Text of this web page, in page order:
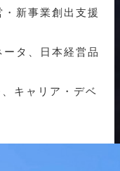
新事業創出支援
タ、日本経営品
キャリア・デベ